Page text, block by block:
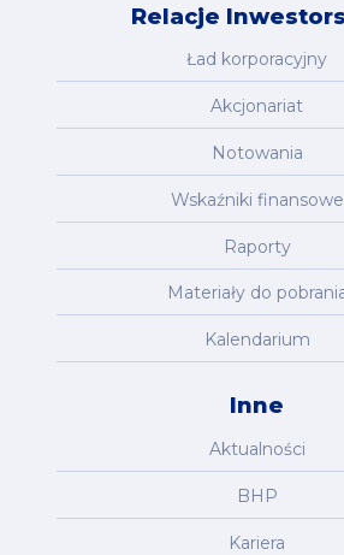
Relacje
Ład korporacyjny
Akcjonariat
Notowania
Wskaźniki finansowe
Raporty
Materiały do
Kalendarium
Inne
Aktualności
BHP
Kariera